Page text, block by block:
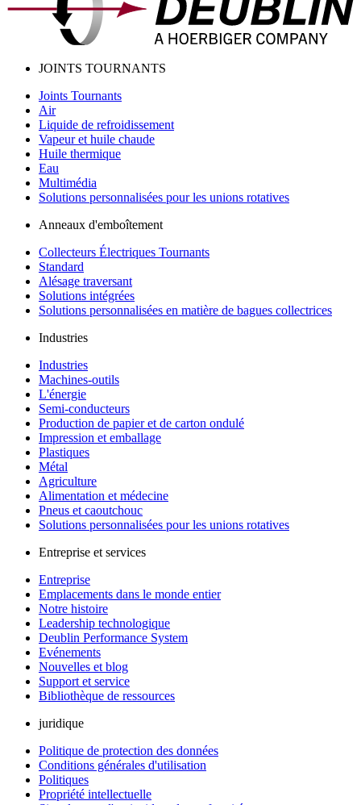
JOINTS TOURNANTS
Joints Tournants
Air
Liquide de refroidissement
Vapeur et huile chaude
Huile thermique
Eau
Multimédia
Solutions personnalisées pour les unions rotatives
Anneaux d'emboîtement
Collecteurs Électriques Tournants
Standard
Alésage traversant
Solutions intégrées
Solutions personnalisées en matière de bagues collectrices
Industries
Industries
Machines-outils
L'énergie
Semi-conducteurs
Production de papier et de carton ondulé
Impression et emballage
Plastiques
Métal
Agriculture
Alimentation et médecine
Pneus et caoutchouc
Solutions personnalisées pour les unions rotatives
Entreprise et services
Entreprise
Emplacements dans le monde entier
Notre histoire
Leadership technologique
Deublin Performance System
Evénements
Nouvelles et blog
Support et service
Bibliothèque de ressources
juridique
Politique de protection des données
Conditions générales d'utilisation
Politiques
Propriété intellectuelle